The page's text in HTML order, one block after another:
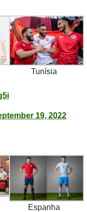
Tunísia
19, 2022
Espanha